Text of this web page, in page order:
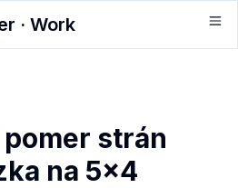
· Work
strán
na 5x4